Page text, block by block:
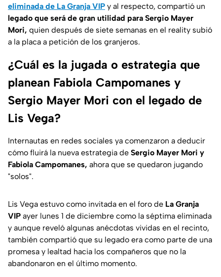
eliminada de La Granja VIP y al respecto, compartió un
legado que será de gran utilidad para Sergio Mayer
Mori, quien después de siete semanas en el reality subió
a la placa a petición de los granjeros.
¿Cuál es la jugada o estrategia que
planean Fabiola Campomanes y
Sergio Mayer Mori con el legado de
Lis Vega?
Internautas en redes sociales ya comenzaron a deducir
cómo fluirá la nueva estrategia de Sergio Mayer Mori y
Fabiola Campomanes, ahora que se quedaron jugando
"solos".
Lis Vega estuvo como invitada en el foro de La Granja
VIP ayer lunes 1 de diciembre como la séptima eliminada
y aunque reveló algunas anécdotas vividas en el recinto,
también compartió que su legado era como parte de una
promesa y lealtad hacia los compañeros que no la
abandonaron en el último momento.